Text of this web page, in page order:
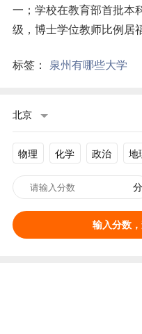
一；学校在教育部首批本
级，博士学位教师比例居
标签： 泉州有哪些大学
北京
物理 化学 政治 地
分
输入分数